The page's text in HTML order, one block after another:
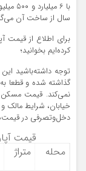
سال از ساخت آن
برای اطلاع از قیمت
کرده‌ایم بخوانید؛
توجه داشته‌باشید
گذاشته شده و قطعا
نمی‌کند. قیمت مسکن
خیابان، شرایط مالک
دخل‌وتصرفی در
قیمت
محله
متراژ